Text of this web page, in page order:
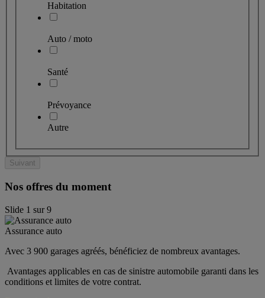
Habitation
Auto / moto
Santé
Prévoyance
Autre
Suivant
Nos offres du moment
Slide 1 sur9
Assurance auto
Avec 3 900 garages agréés, bénéficiez de nombreux avantages.
Avantages applicables en cas de sinistre automobile garanti dans les
conditions et limites de votre contrat.